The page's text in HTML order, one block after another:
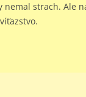
strach. Ale